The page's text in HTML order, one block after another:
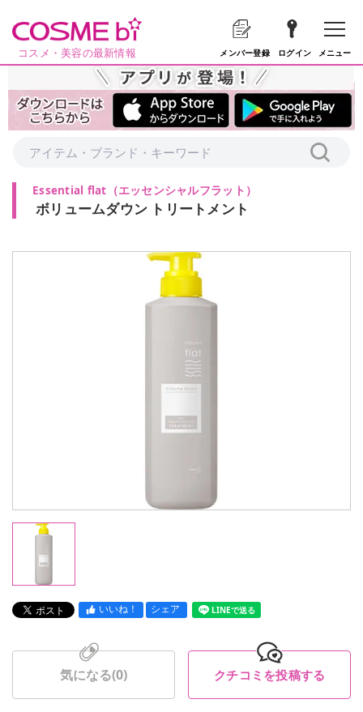
コスメ・美容の最新情報 メンバー登録 ログイン メニュー
Essential flat （エッセンシャルフラット ）
ボリュームダウン トリートメント
いいね！ シェア LINEで送る
気になる(0) クチコミを投稿する